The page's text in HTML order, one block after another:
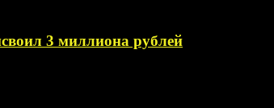
3 миллиона рублей